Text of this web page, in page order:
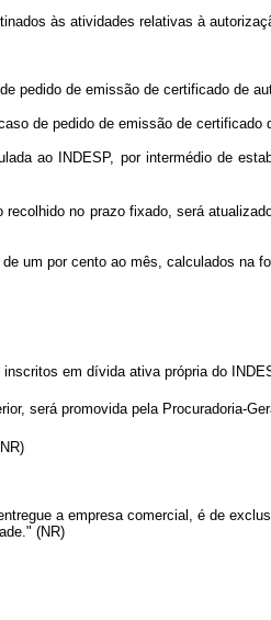
às atividades relativas à
pedido de emissão de certificado de
de pedido de emissão de certificado
ao INDESP, por intermédio de
no prazo fixado, será
um por cento ao mês, calculados na
em dívida ativa própria do
será promovida pela Procuradoria-
a empresa comercial, é de
(NR)